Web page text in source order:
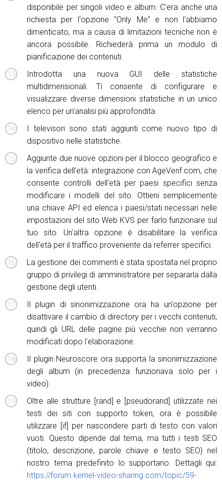
disponibile per singoli video e album. C'era anche una
richiesta per l'opzione "Only Me" e non l'abbiamo
dimenticato, ma a causa di limitazioni tecniche non è
ancora possibile. Richiederà prima un modulo di
pianificazione dei contenuti.
Introdotta una nuova GUI delle statistiche
multidimensionali. Ti consente di configurare e
visualizzare diverse dimensioni statistiche in un unico
elenco per un'analisi più approfondita.
I televisori sono stati aggiunti come nuovo tipo di
dispositivo nelle statistiche.
Aggiunte due nuove opzioni per il blocco geografico e
la verifica dell'età: integrazione con AgeVerif.com, che
consente controlli dell'età per paesi specifici senza
modificare i modelli del sito. Ottieni semplicemente
una chiave API ed elenca i paesi/stati necessari nelle
impostazioni del sito Web KVS per farlo funzionare sul
tuo sito. Un'altra opzione è disabilitare la verifica
dell'età per il traffico proveniente da referrer specifici.
La gestione dei commenti è stata spostata nel proprio
gruppo di privilegi di amministratore per separarla dalla
gestione degli utenti.
Il plugin di sinonimizzazione ora ha un'opzione per
disattivare il cambio di directory per i vecchi contenuti,
quindi gli URL delle pagine più vecchie non verranno
modificati dopo l'elaborazione.
Il plugin Neuroscore ora supporta la sinonimizzazione
degli album (in precedenza funzionava solo per i
video).
Oltre alle strutture [rand] e [pseudorand] utilizzate nei
testi dei siti con supporto token, ora è possibile
utilizzare [if] per nascondere parti di testo con valori
vuoti. Questo dipende dal tema, ma tutti i testi SEO
(titolo, descrizione, parole chiave e testo SEO) nel
nostro tema predefinito lo supportano. Dettagli qui:
https://forum.kernel-video-sharing.com/topic/59-